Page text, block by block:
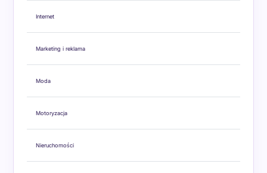
Internet
Marketing i reklama
Moda
Motoryzacja
Nieruchomości